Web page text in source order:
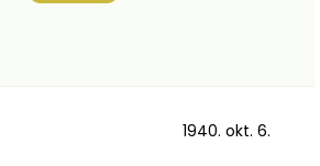
1940. okt. 6.